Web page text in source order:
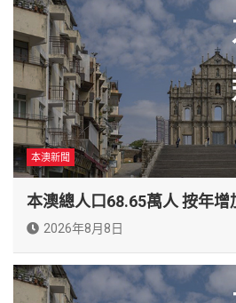
本澳新聞
本澳總人口68.65萬人 按年增
2026年8月8日